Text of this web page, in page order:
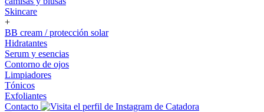
Skincare
+
BB cream / protección solar
Hidratantes
Serum y esencias
Contorno de ojos
Limpiadores
Tónicos
Exfoliantes
Contacto